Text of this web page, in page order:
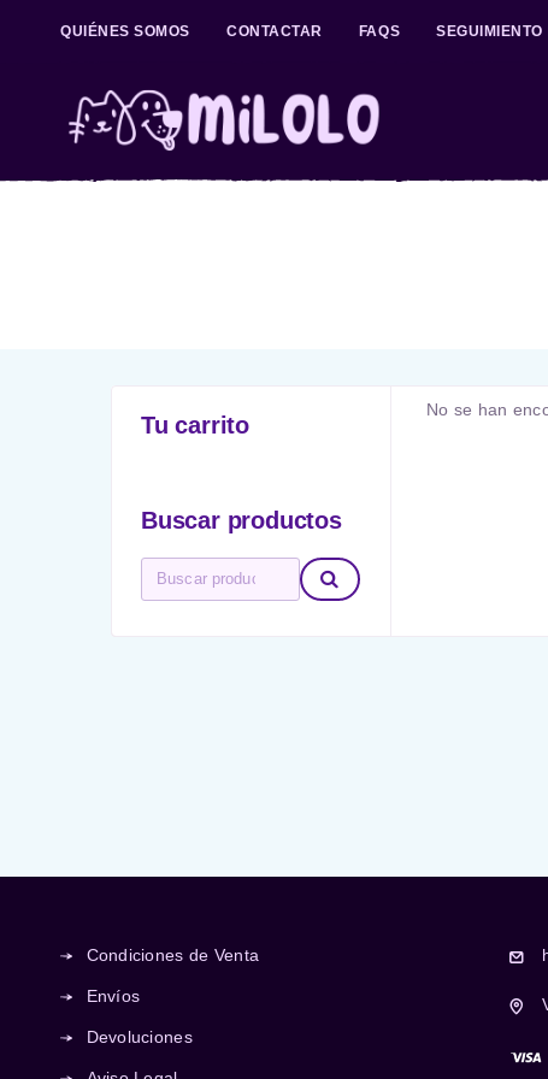
QUIÉNES SOMOS CONTACTAR FAQS SEGUIMIENTO
Tu carrito
Buscar productos
No se han
Condiciones de Venta
Envíos
Devoluciones